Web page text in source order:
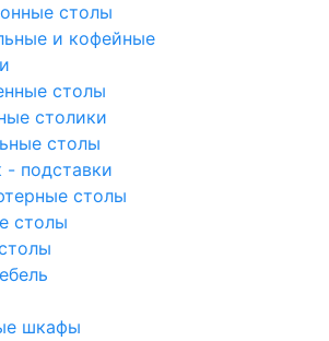
столы
и кофейные
столы
столики
столы
- подставки
столы
столы
шкафы